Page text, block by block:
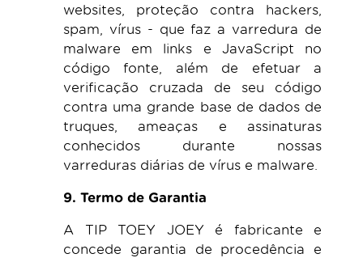
websites, proteção contra hackers,
spam, vírus - que faz a varredura de
malware em links e JavaScript no
código fonte, além de efetuar a
verificação cruzada de seu código
contra uma grande base de dados de
truques, ameaças e assinaturas
conhecidos durante nossas
varreduras diárias de vírus e malware.
9. Termo de Garantia
A TIP TOEY JOEY é fabricante e
concede garantia de procedência e